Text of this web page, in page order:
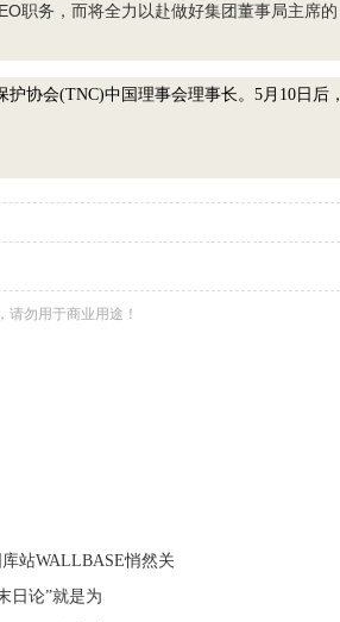
职务，而将全力以赴做好集团董事局主席的
协会(TNC)中国理事会理事长。5月10日后，
勿用于商业用途！
站WALLBASE悄然关
日论”就是为